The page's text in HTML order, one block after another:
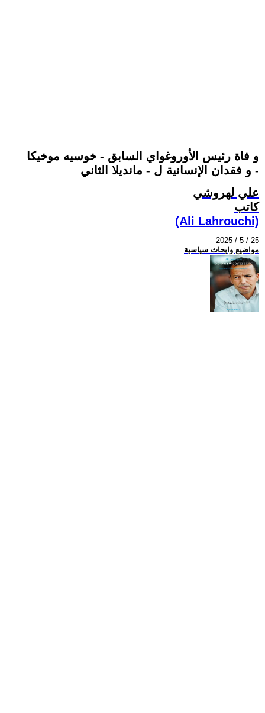
و فاة رئيس الأوروغواي السابق - خوسيه موخيكا
و فقدان الإنسانية ل - مانديلا الثاني -
علي لهروشي
كاتب
(Ali Lahrouchi)
2025 / 5 / 25
مواضيع وابحاث سياسية